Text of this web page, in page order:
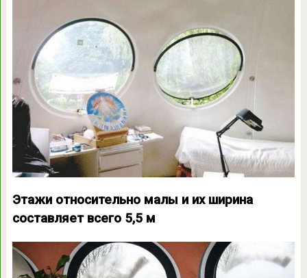
Этажи относительно малы и их ширина
составляет всего 5,5 м